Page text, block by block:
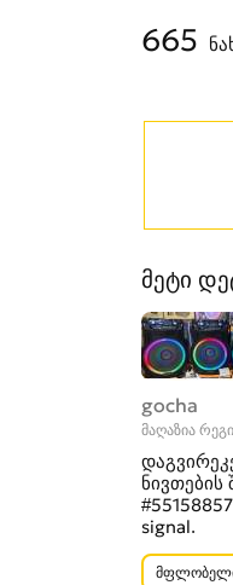
665
მეტი
gocha
მაღაზია
ნივთების
signal.